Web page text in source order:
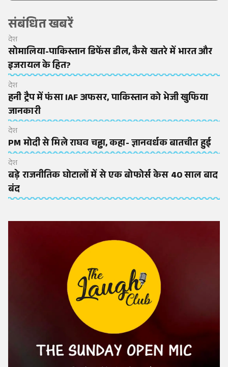
संबंधित खबरें
देश
सोमालिया-पाकिस्तान डिफेंस डील, कैसे खतरे में भारत और
इजरायल के हित?
देश
हनी ट्रैप में फंसा IAF अफसर, पाकिस्तान को भेजी खुफिया
जानकारी
देश
PM मोदी से मिले राघव चड्ढा, कहा- ज्ञानवर्धक बातचीत हुई
देश
बड़े राजनीतिक घोटालों में से एक बोफोर्स केस 40 साल बाद
बंद